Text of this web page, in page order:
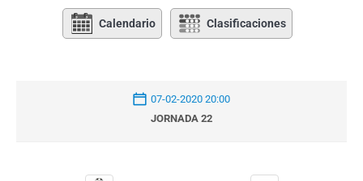
Calendario Clasificaciones
07-02-2020 20:00
JORNADA 22